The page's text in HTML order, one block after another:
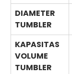
DIAMETER
TUMBLER
KAPASITAS
VOLUME
TUMBLER